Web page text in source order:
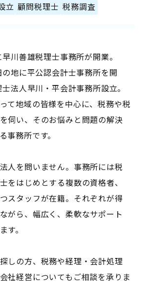
立 顧問税理士 税務調査
川善雄税理士事務所が開業。
地に平公認会計士事務所を開
法人早川・平会計事務所設立。
て地域の皆様を中心に、税務や税
伺い、そのお悩みと問題の解決
事務所です。
人を問いません。事務所には税
をはじめとする複数の資格者、
スタッフが在籍。それぞれが得
がら、幅広く、柔軟なサポート
す。
しの方、税務や経理・会計処理
社経営についてもご相談を承りま